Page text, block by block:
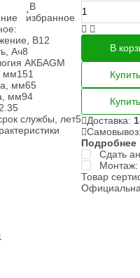
В
избранное
В12
Ач8
АКБAGM
мм151
мм65
мм94
2.35
службы, лет5
В
Доставка:
Самовывоз:
Подробнее
Сдать
Монтаж:
Товар